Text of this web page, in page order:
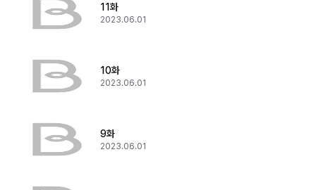
11화
2023.06.01
10화
2023.06.01
9화
2023.06.01